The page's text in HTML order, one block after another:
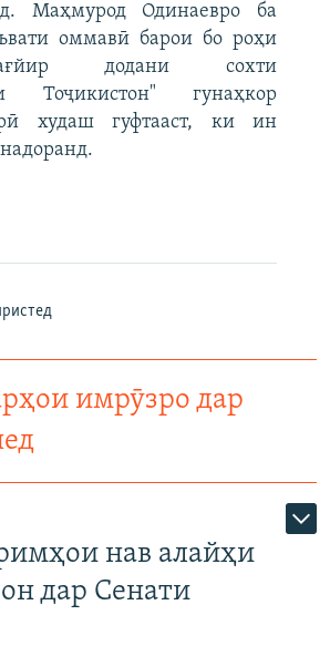
Маҳмурод Одинаевро ба
оммавӣ барои бо роҳи
додани сохти
Тоҷикистон" гунаҳкор
худаш гуфтааст, ки ин
имрӯзро дар
нав алайҳи
дар Сенати